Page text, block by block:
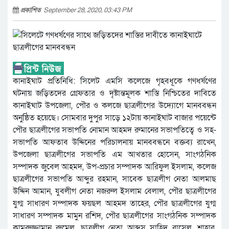
প্রকাশিত September 28, 2020, 03:43 PM
কানাইঘাট প্রতিনিধি: সিলেট এমসি কলেজে গৃহবধূকে গণধর্ষণের
ঘটনায় জড়িতদের গ্রেফতার ও দৃষ্টান্তমূলক শাস্তি নিশ্চিতের দাবিতে
কানাইঘাট উপজেলা, পৌর ও কলজে ছাত্রলীগের উদ্যোগে মানববন্ধন
অনুষ্ঠিত হয়েছে। সোমবার দুপুর সাড়ে ১২টায় কানাইঘাট বাজার পয়েন্টে
পৌর ছাত্রলীগের সভাপতি নোমান আহমদ রুমানের সভাপতিত্বে ও সহ-
সভাপতি আফতাব উদ্দিনের পরিচালনায় মানববন্ধনে বক্তব্য রাখেন,
উপজেলা ছাত্রলীগের সভাপতি এম আখতার হোসেন, সাংগঠনিক
সম্পাদক জুবেল আহমদ, উপ-প্রচার সম্পাদক আরিফুল ইসলাম, কলেজ
ছাত্রলীগের সভাপতি আব্দুর রহমান, সাবেক ছাত্রলীগ নেতা আলমাছ
উদ্দিন আমান, যুবলীগ নেতা নজরুল ইসলাম বেলাল, পৌর ছাত্রলীগের
যুগ্ম সাধারণ সম্পাদক ফয়ছল আহমদ তাহের, পৌর ছাত্রলীগের যুগ্ম
সাধারণ সম্পাদক মামুন রশিদ, পৌর ছাত্রলীগের সাংগঠনিক সম্পাদক